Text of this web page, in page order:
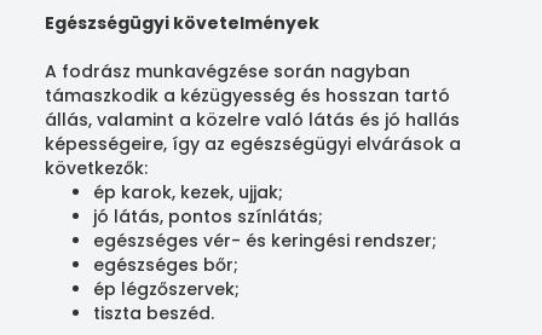
Egészségügyi követelmények
A fodrász munkavégzése során nagyban
támaszkodik a kézügyesség és hosszan tartó
állás, valamint a közelre való látás és jó hallás
képességeire, így az egészségügyi elvárások a
következők:
ép karok, kezek, ujjak;
jó látás, pontos színlátás;
egészséges vér- és keringési rendszer;
egészséges bőr;
ép légzőszervek;
tiszta beszéd.